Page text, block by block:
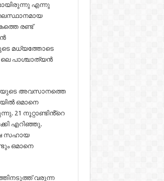
എന്നു
രണ്ട്
മധ്യത്തോടെ
പാശ്ചാത്യൻ
അവസാനത്തെ
ഒമാനെ
21 നൂറ്റാണ്ടിൻ്റെ
എറിഞ്ഞു.
സഹായ
ഒമാനെ
വരുന്ന